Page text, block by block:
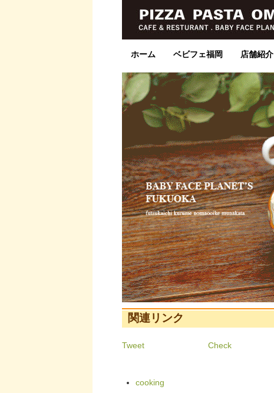
ホーム ベビフェ福岡 店舗紹介
関連リンク
Tweet Check
cooking